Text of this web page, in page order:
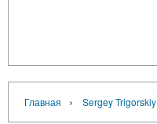
Главная › Sergey Trigorskiy